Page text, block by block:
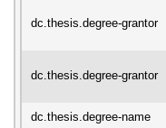
dc.thesis.degree-grantor
dc.thesis.degree-grantor
dc.thesis.degree-name